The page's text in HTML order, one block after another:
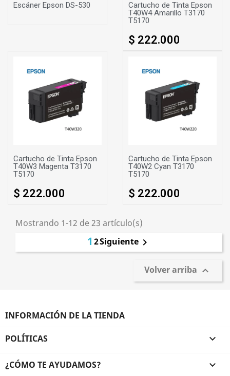
Escáner Epson DS-530
Cartucho de Tinta Epson
T40W4 Amarillo T3170
T5170
$ 222.000
Cartucho de Tinta Epson
T40W3 Magenta T3170
T5170
$ 222.000
Cartucho de Tinta Epson
T40W2 Cyan T3170
T5170
$ 222.000
Mostrando 1-12 de 23 artículo(s)
1 2Siguiente
Volver arriba 
INFORMACIÓN DE LA TIENDA
POLÍTICAS 
¿CÓMO TE AYUDAMOS? 